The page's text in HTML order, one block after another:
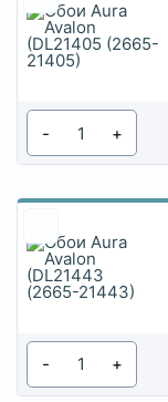
- +
- +